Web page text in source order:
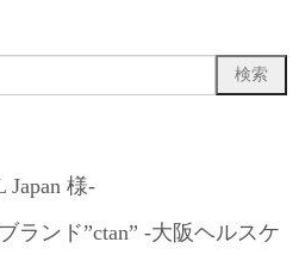
様-
ランド”ctan” -大阪ヘルスケ